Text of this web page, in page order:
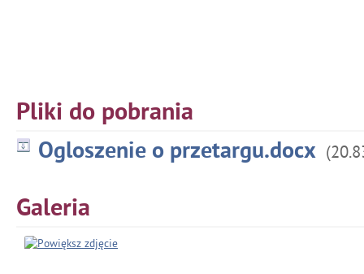
Pliki do pobrania
Ogloszenie o przetargu.docx
Galeria